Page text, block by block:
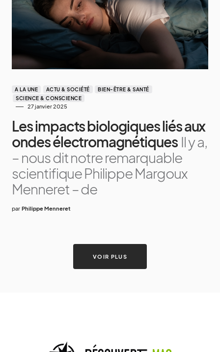
A LA UNE ACTU & SOCIÉTÉ
BIEN-ÊTRE & SANTÉ
SCIENCE & CONSCIENCE
27 janvier 2025
Les impacts biologiques liés aux
ondes électromagnétiques Il y a,
– nous dit notre remarquable
scientifique Philippe Margoux
Menneret – de
par Philippe Menneret
VOIR PLUS